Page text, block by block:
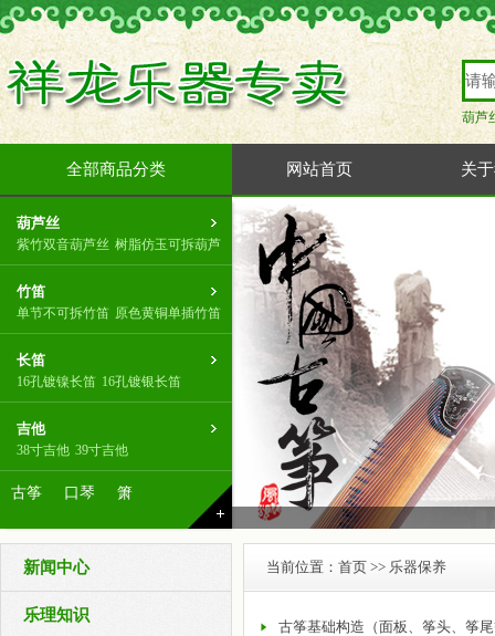
葫芦
全部商品分类
葫芦丝
紫竹双音葫芦丝 树脂仿玉可拆葫芦
竹笛
单节不可拆竹笛 原色黄铜单插竹笛
长笛
16孔镀镍长笛 16孔镀银长笛
吉他
38寸吉他 39寸吉他
古筝 口琴 箫
网站首页 关
新闻中心
乐理知识
当前位置： 首页 >> 乐器保养
古筝基础构造（面板、筝头、筝